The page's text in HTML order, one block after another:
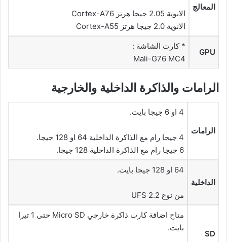
المعالج
الانوية 2.05 جيجا هرتز Cortex-A76
الانوية 2.0 جيجا هرتز Cortex-A55
GPU
* كارت الشاشة :
Mali-G76 MC4
الرامات والذاكرة الداخلية والخارجية
الرامات
4 او 6 جيجا بايت.
4 جيجا رام مع الذاكرة الداخلية 64 او 128 جيجا.
6 جيجا رام مع الذاكرة الداخلية 128 جيجا.
الداخلية
64 او 128 جيجا بايت.
من نوع UFS 2.2
SD
متاح اضافة كارت ذاكرة خارجي Micro SD حتى 1 تيرا
بايت.